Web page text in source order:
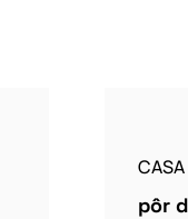
CASA
pôr